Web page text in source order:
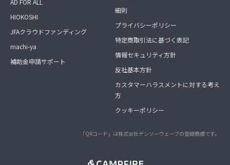
AD FOR ALL
HIOKOSHI
JFAクラウドファンディング
machi-ya
補助金申請サポート
細則
プライバシーポリシー
特定商取引法に基づく表記
情報セキュリティ方針
反社基本方針
カスタマーハラスメントに対する考え
方
クッキーポリシー
「QRコード」は株式会社デンソーウェーブの登録商標です。